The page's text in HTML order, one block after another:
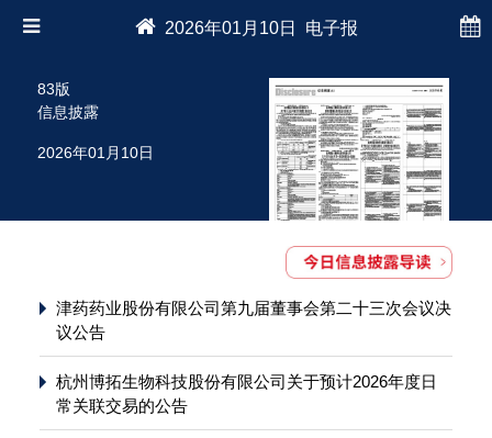
2026年01月10日 电子报
83版
信息披露
2026年01月10日
津药药业股份有限公司第九届董事会第二十三次会议决
议公告
杭州博拓生物科技股份有限公司关于预计2026年度日
常关联交易的公告